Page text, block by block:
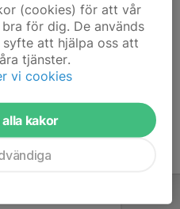
loggar du in högst upp till
(cookies) för att vår
för dig. De används
att hjälpa oss att
tjänster.
vi cookies
kakor